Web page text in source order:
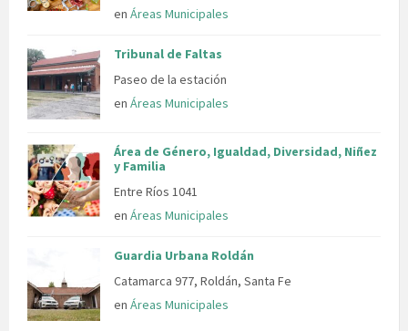
en Áreas Municipales
Tribunal de Faltas
Paseo de la estación
en Áreas Municipales
Área de Género, Igualdad, Diversidad, Niñez
y Familia
Entre Ríos 1041
en Áreas Municipales
Guardia Urbana Roldán
Catamarca 977, Roldán, Santa Fe
en Áreas Municipales